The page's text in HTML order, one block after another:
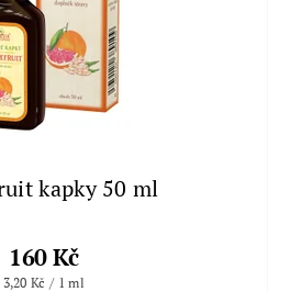
kapky 50 ml
160 Kč
3,20 Kč / 1 ml